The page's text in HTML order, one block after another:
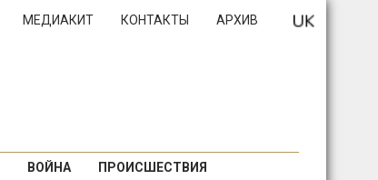
МЕДИАКИТ КОНТАКТЫ АРХИВ
ВОЙНА ПРОИСШЕСТВИЯ